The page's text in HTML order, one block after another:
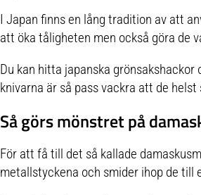
I Japan finns en lång tradition av att
att öka tåligheten men också göra de
Du kan hitta japanska
knivarna är så pass vackra att de
Så görs mönstret på
För att få till det så kallade
metallstyckena och smider ihop de